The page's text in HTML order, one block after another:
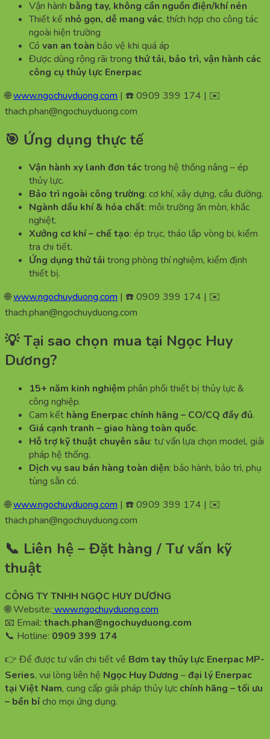
Vận hành bằng tay, không cần nguồn điện/khí nén
Thiết kế nhỏ gọn, dễ mang vác, thích hợp cho công tác
ngoài hiện trường
Có van an toàn bảo vệ khi quá áp
Được dùng rộng rãi trong thử tải, bảo trì, vận hành các
công cụ thủy lực Enerpac
🌐www.ngochuyduong.com | ☎️ 0909 399 174 | ✉️
thach.phan@ngochuyduong.com
🎯 Ứng dụng thực tế
Vận hành xy lanh đơn táctrong hệ thống nâng – ép
thủy lực.
Bảo trì ngoài công trường: cơ khí, xây dựng, cầu đường.
Ngành dầu khí & hóa chất: môi trường ăn mòn, khắc
nghiệt.
Xưởng cơ khí – chế tạo: ép trục, tháo lắp vòng bi, kiểm
tra chi tiết.
Ứng dụng thử tải trong phòng thí nghiệm, kiểm định
thiết bị.
🌐www.ngochuyduong.com | ☎️ 0909 399 174 | ✉️
thach.phan@ngochuyduong.com
💡 Tại sao chọn mua tại Ngọc Huy
Dương?
15+ năm kinh nghiệm phân phối thiết bị thủy lực &
công nghiệp.
Cam kết hàng Enerpac chính hãng – CO/CQ đầy đủ.
Giá cạnh tranh – giao hàng toàn quốc.
Hỗ trợ kỹ thuật chuyên sâu: tư vấn lựa chọn model, giải
pháp hệ thống.
Dịch vụ sau bán hàng toàn diện: bảo hành, bảo trì, phụ
tùng sẵn có.
🌐www.ngochuyduong.com | ☎️ 0909 399 174 | ✉️
thach.phan@ngochuyduong.com
📞 Liên hệ – Đặt hàng / Tư vấn kỹ
thuật
CÔNG TY TNHH NGỌC HUY DƯƠNG
🌐 Website: www.ngochuyduong.com
📧 Email: thach.phan@ngochuyduong.com
📞 Hotline: 0909 399 174
👉 Để được tư vấn chi tiết về Bơm tay thủy lực Enerpac MP-
Series, vui lòng liên hệ Ngọc Huy Dương –đại lý Enerpac
tại Việt Nam, cung cấp giải pháp thủy lực chính hãng – tối ưu
– bền bỉcho mọi ứng dụng.